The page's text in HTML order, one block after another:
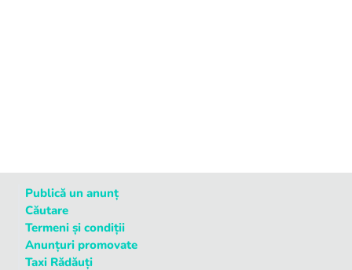
Publică un anunț
Căutare
Termeni și condiții
Anunțuri promovate
Taxi Rădăuți